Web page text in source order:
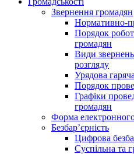
Звернення громадян
Нормативно-
Порядок
громадян
Види
розгляду
Урядова
Порядок
Графіки
громадян
Форма
Безбар’єрність
Цифрова
Суспільна та